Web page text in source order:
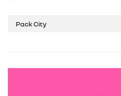
Pack City